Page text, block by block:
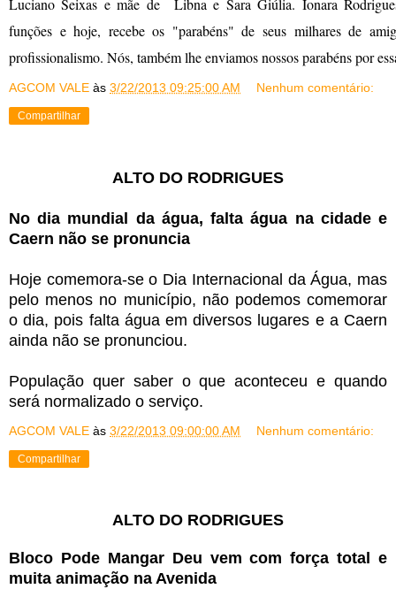
Luciano Seixas e mãe de Libna e Sara Giúlia. Ionara
funções e hoje, recebe os "parabéns" de seus milhares de
profissionalismo. Nós, também lhe enviamos nossos parabéns por
AGCOM VALE às 3/22/2013 09:25:00 AM Nenhum comentário:
Compartilhar
ALTO DO RODRIGUES
No dia mundial da água, falta água na cidade e
Caern não se pronuncia
Hoje comemora-se o Dia Internacional da Água, mas
pelo menos no município, não podemos comemorar
o dia, pois falta água em diversos lugares e a Caern
ainda não se pronunciou.
População quer saber o que aconteceu e quando
será normalizado o serviço.
AGCOM VALE às 3/22/2013 09:00:00 AM Nenhum comentário:
Compartilhar
ALTO DO RODRIGUES
Bloco Pode Mangar Deu vem com força total e
muita animação na Avenida